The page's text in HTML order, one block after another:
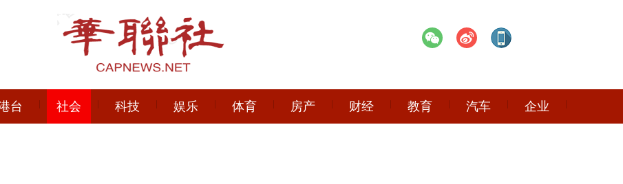
台 社会 科技 娱乐 体育 房产 财经 教育 汽车 企业